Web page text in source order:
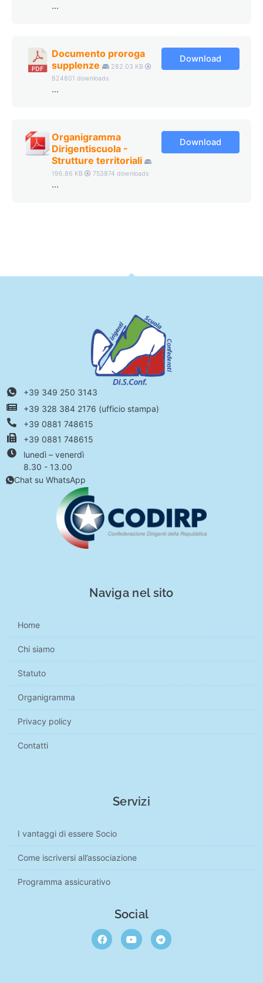
...
Documento proroga
supplenze
282.03 KB
824801 downloads
...
Download
Organigramma
Dirigentiscuola -
Strutture territoriali
196.86 KB 753874 downloads
...
Download
+39 349 250 3143
+39 328 384 2176 (ufficio stampa)
+39 0881 748615
+39 0881 748615
lunedì – venerdì
8.30 - 13.00
Chat su WhatsApp
Naviga nel sito
Home
Chi siamo
Statuto
Organigramma
Privacy policy
Contatti
Servizi
I vantaggi di essere Socio
Come iscriversi all’associazione
Programma assicurativo
Social